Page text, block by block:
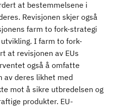
at bestemmelsene i
Revisjonen skjer også
farm to fork-strategi
I farm to fork-
at revisjonen av EUs
også å omfatte
av deres likhet med
mot å sikre utbredelsen og
produkter. EU-